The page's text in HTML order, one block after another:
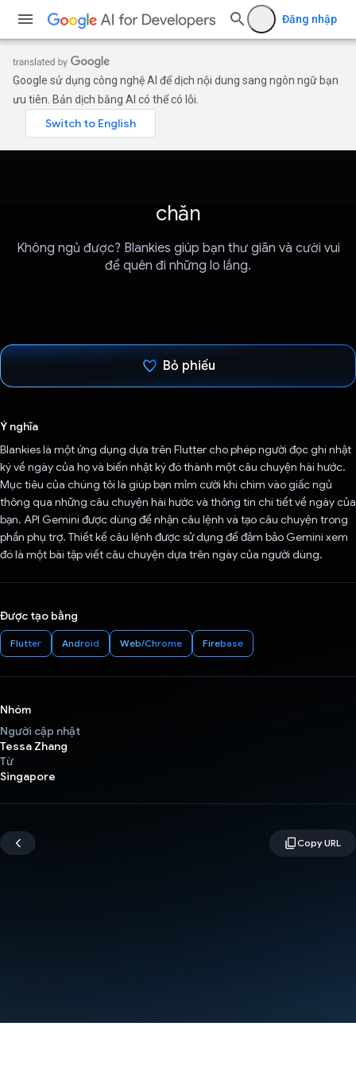
Đăng nhập
Google sử dụng công nghệ AI để dịch nội dung sang ngôn ngữ bạn
ưu tiên. Bản dịch bằng AI có thể có lỗi.
chăn
Không ngủ được? Blankies giúp bạn thư giãn và cười vui
để quên đi những lo lắng.
Bỏ phiếu
Ý nghĩa
Blankies là một ứng dụng dựa trên Flutter cho phép người đọc ghi nhật
ký về ngày của họ và biến nhật ký đó thành một câu chuyện hài hước.
Mục tiêu của chúng tôi là giúp bạn mỉm cười khi chìm vào giấc ngủ
thông qua những câu chuyện hài hước và thông tin chi tiết về ngày của
bạn. API Gemini được dùng để nhận câu lệnh và tạo câu chuyện trong
phần phụ trợ. Thiết kế câu lệnh được sử dụng để đảm bảo Gemini xem
đó là một bài tập viết câu chuyện dựa trên ngày của người dùng.
Được tạo bằng
Flutter Android Web/Chrome Firebase
Nhóm
Người cập nhật
Tessa Zhang
Từ
Singapore